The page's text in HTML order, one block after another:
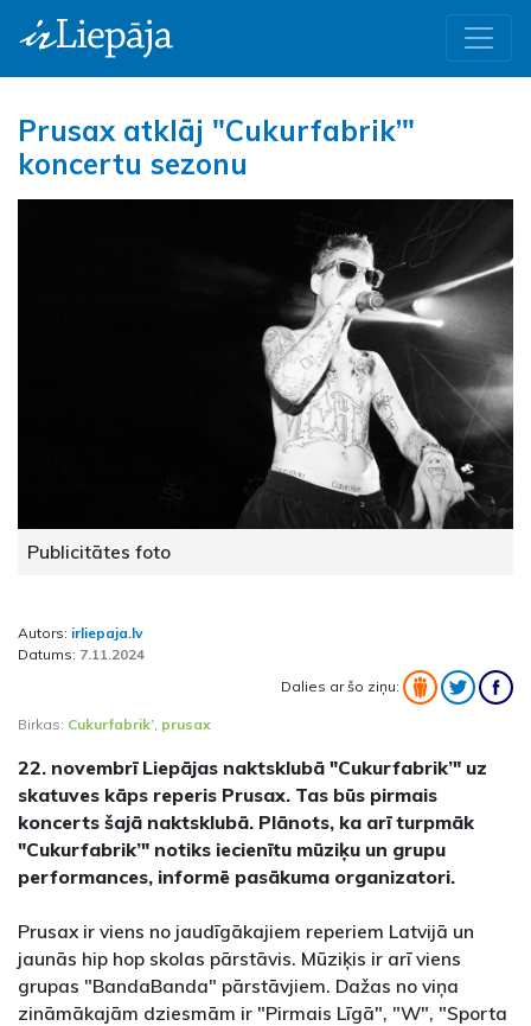
Prusax atklāj "Cukurfabrik’"
koncertu sezonu
Publicitātes foto
Autors: irliepaja.lv
Datums: 7.11.2024
Dalies ar šo ziņu:
Birkas: Cukurfabrik’ prusax
22. novembrī Liepājas naktsklubā "Cukurfabrik’" uz
skatuves kāps reperis Prusax. Tas būs pirmais
koncerts šajā naktsklubā. Plānots, ka arī turpmāk
"Cukurfabrik’" notiks iecienītu mūziķu un grupu
performances, informē pasākuma organizatori.
Prusax ir viens no jaudīgākajiem reperiem Latvijā un
jaunās hip hop skolas pārstāvis. Mūziķis ir arī viens
grupas "BandaBanda" pārstāvjiem. Dažas no viņa
zināmākajām dziesmām ir "Pirmais Līgā", "W", "Sporta